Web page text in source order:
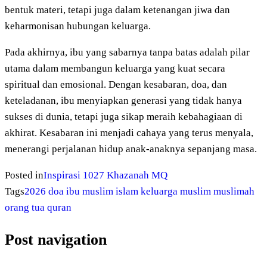
bentuk materi, tetapi juga dalam ketenangan jiwa dan
keharmonisan hubungan keluarga.
Pada akhirnya, ibu yang sabarnya tanpa batas adalah pilar
utama dalam membangun keluarga yang kuat secara
spiritual dan emosional. Dengan kesabaran, doa, dan
keteladanan, ibu menyiapkan generasi yang tidak hanya
sukses di dunia, tetapi juga sikap meraih kebahagiaan di
akhirat. Kesabaran ini menjadi cahaya yang terus menyala,
menerangi perjalanan hidup anak-anaknya sepanjang masa.
Posted inInspirasi 1027 Khazanah MQ
Tags2026 doa ibu muslim islam keluarga muslim muslimah
orang tua quran
Post navigation